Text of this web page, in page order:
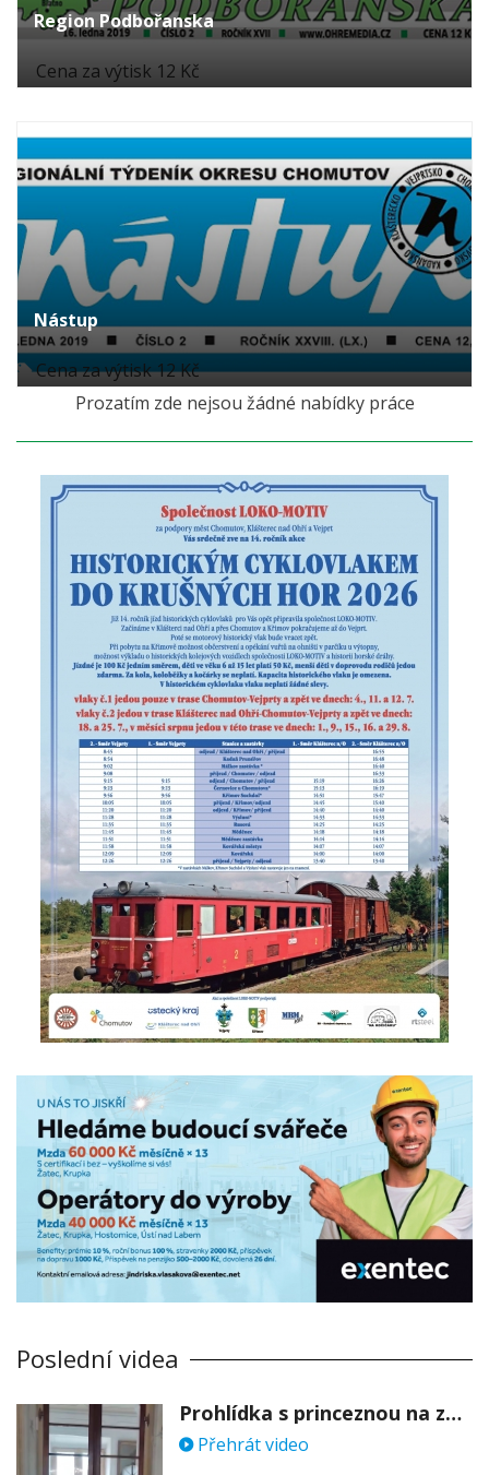
Region Podbořanska
Cena za výtisk 12 Kč
Nástup
Cena za výtisk 12 Kč
Prozatím zde nejsou žádné nabídky práce
Poslední videa
Prohlídka s princeznou na zámku Stekník
Přehrát video